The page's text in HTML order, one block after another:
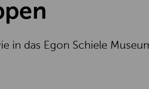
in das Egon Schiele